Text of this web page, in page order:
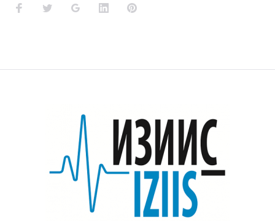
Facebook
TwitterGoogle+LinkedInPinterest